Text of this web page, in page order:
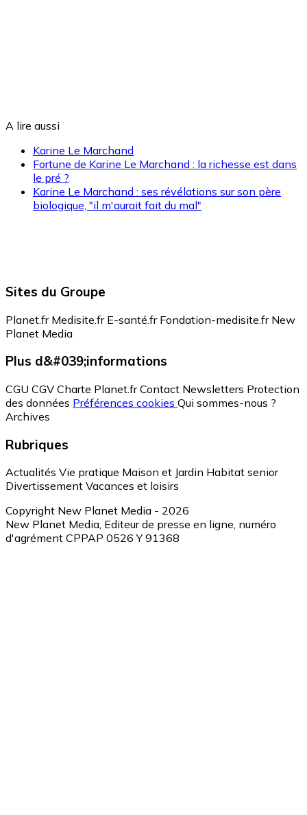
A lire aussi
Karine Le Marchand
Fortune de Karine Le Marchand : la richesse est dans
le pré ?
Karine Le Marchand : ses révélations sur son père
biologique, "il m'aurait fait du mal"
Sites du Groupe
Planet.fr Medisite.fr E-santé.fr Fondation-medisite.fr New
Planet Media
Plus d&#039;informations
CGU CGV Charte Planet.fr Contact Newsletters Protection
des données Préférences cookies Qui sommes-nous ?
Archives
Rubriques
Actualités Vie pratique Maison et Jardin Habitat senior
Divertissement Vacances et loisirs
Copyright New Planet Media - 2026
New Planet Media, Editeur de presse en ligne, numéro
d'agrément CPPAP 0526 Y 91368